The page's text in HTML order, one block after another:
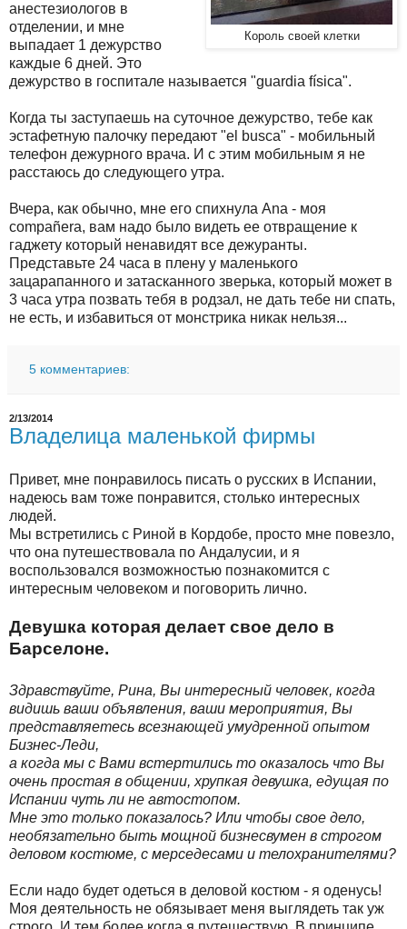
Король своей клетки
анестезиологов в
отделении, и мне
выпадает 1 дежурство
каждые 6 дней. Это
дежурство в госпитале называется "guardia física".
Когда ты заступаешь на суточное дежурство, тебе как
эстафетную палочку передают "el busca" - мобильный
телефон дежурного врача. И с этим мобильным я не
расстаюсь до следующего утра.
Вчера, как обычно, мне его спихнула Ana - моя
compañera, вам надо было видеть ее отвращение к
гаджету который ненавидят все дежуранты.
Представьте 24 часа в плену у маленького
зацарапанного и затасканного зверька, который может в
3 часа утра позвать тебя в родзал, не дать тебе ни спать,
не есть, и избавиться от монстрика никак нельзя...
5 комментариев:
2/13/2014
Владелица маленькой фирмы
Привет, мне понравилось писать о русских в Испании,
надеюсь вам тоже понравится, столько интересных
людей.
Мы встретились с Риной в Кордобе, просто мне повезло,
что она путешествовала по Андалусии, и я
воспользовался возможностью познакомится с
интересным человеком и поговорить лично.
Девушка которая делает свое дело в
Барселоне.
Здравствуйте, Рина, Вы интересный человек, когда
видишь ваши объявления, ваши мероприятия, Вы
представляетесь всезнающей умудренной опытом
Бизнес-Леди,
а когда мы с Вами встертились то оказалось что Вы
очень простая в общении, хрупкая девушка, едущая по
Испании чуть ли не автостопом.
Мне это только показалось? Или чтобы свое дело,
необязательно быть мощной бизнесвумен в строгом
деловом костюме, с мерседесами и телохранителями?
Если надо будет одеться в деловой костюм - я оденусь!
Моя деятельность не обязывает меня выглядеть так уж